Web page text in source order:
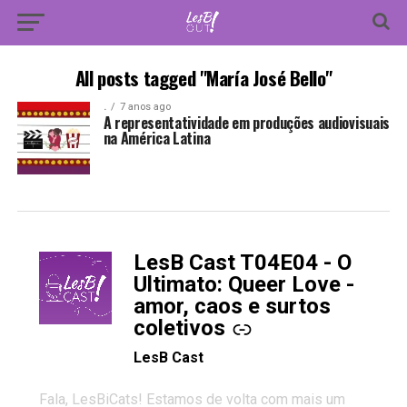
All posts tagged "María José Bello"
. 7 anos ago
A representatividade em produções audiovisuais
na América Latina
LesB Cast T04E04 - O
Ultimato: Queer Love -
amor, caos e surtos
coletivos
-
LesB Cast
Fala, LesBiCats! Estamos de volta com mais um